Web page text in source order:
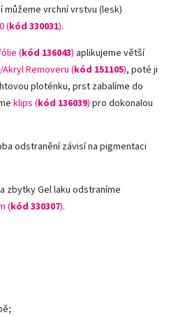
vrchní vrstvu (lesk)
(kód 330031).
(kód 136043) aplikujeme větší
Akryl Removeru (kód 151105), poté ji
ploténku, prst zabalíme do
klips (kód 136039) pro dokonalou
odstranění závisí na pigmentaci
zbytky Gel laku odstraníme
(kód 330307).